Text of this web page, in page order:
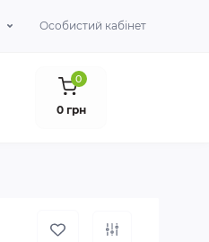
Особистий кабінет
0
0 грн